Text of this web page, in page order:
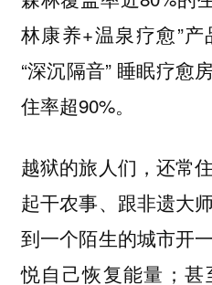
林康养+温泉疗愈”
“深沉隔音” 睡眠疗愈
住率超90%。
越狱的旅人们，还常
起干农事、跟非遗大
到一个陌生的城市开
悦自己恢复能量；